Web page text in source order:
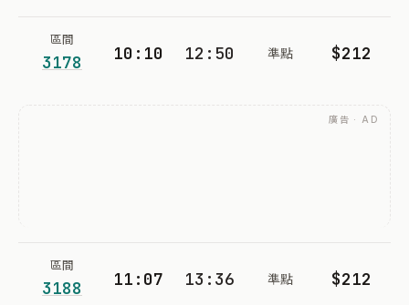
區間
3178 10:10 12:50 準點 $212
廣告 · AD
區間
3188 11:07 13:36 準點 $212